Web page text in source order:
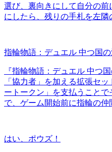
選び、裏向きにして自分の
にしたら、残りの手札を左隣
指輪物語：デュエル 中つ国
『指輪物語：デュエル 中つ
「協力者」を加える拡張セ
ートークン」を支払うこと
で、ゲーム開始前に指輪の仲
はい、ポウズ！